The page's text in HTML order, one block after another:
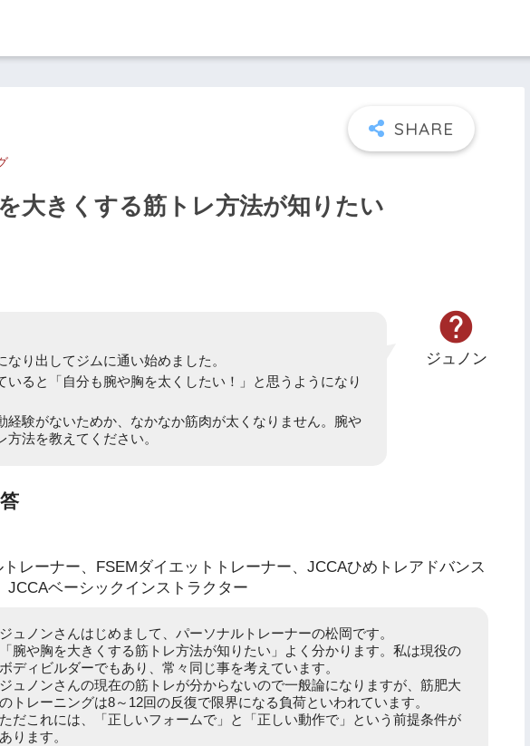
大きくする筋トレ方法が知りたい
ジュノン
なり出してジムに通い始めました。
いると「自分も腕や胸を太くしたい！」と思うようになり
経験がないためか、なかなか筋肉が太くなりません。腕や
法を教えてください。
レーナー、FSEMダイエットトレーナー、JCCAひめトレアドバンス
JCCAベーシックインストラクター
ジュノンさんはじめまして、パーソナルトレーナーの松岡です。
「腕や胸を大きくする筋トレ方法が知りたい」よく分かります。私は現役の
ボディビルダーでもあり、常々同じ事を考えています。
ジュノンさんの現在の筋トレが分からないので一般論になりますが、筋肥大
のトレーニングは8～12回の反復で限界になる負荷といわれています。
ただこれには、「正しいフォームで」と「正しい動作で」という前提条件が
あります。